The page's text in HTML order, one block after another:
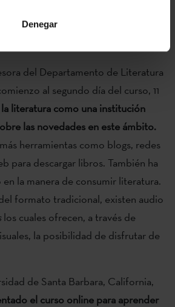
Denegar
del Departamento de Literatura
al segundo día del curso, 11
literatura como una institución
las novedades en este ámbito.
herramientas como blogs, redes
para descargar libros. También ha
la manera de consumir literatura.
formato tradicional, existen audio
los cuales ofrecen, a través de
la posibilidad de disfrutar de
de Santa Barbara, California,
el curso online para aprender